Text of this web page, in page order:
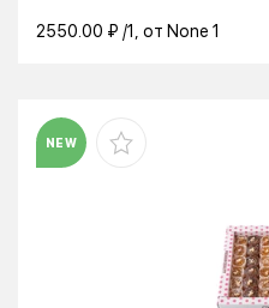
2550.00 ₽ /1, от None 1
NEW